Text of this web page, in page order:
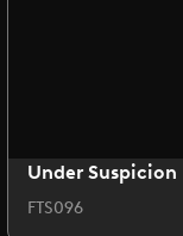
Under Suspicion
FTS096